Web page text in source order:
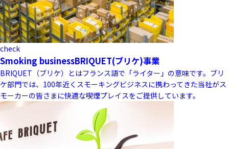
check
Smoking businessBRIQUET(ブリケ)事業
BRIQUET（ブリケ）とはフランス語で「ライター」の意味です。ブリ
ケ部門では、100年近くスモーキングビジネスに携わってきた当社がス
モーカーの皆さまに快適な喫煙プレイスをご提供しています。